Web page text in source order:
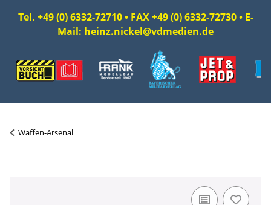
Tel. +49 (0) 6332-72710 • FAX +49 (0) 6332-72730 • E-
Mail: heinz.nickel@vdmedien.de
Waffen-Arsenal